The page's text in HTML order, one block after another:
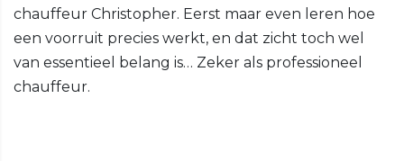
chauffeur Christopher. Eerst maar even leren hoe
een voorruit precies werkt, en dat zicht toch wel
van essentieel belang is… Zeker als professioneel
chauffeur.